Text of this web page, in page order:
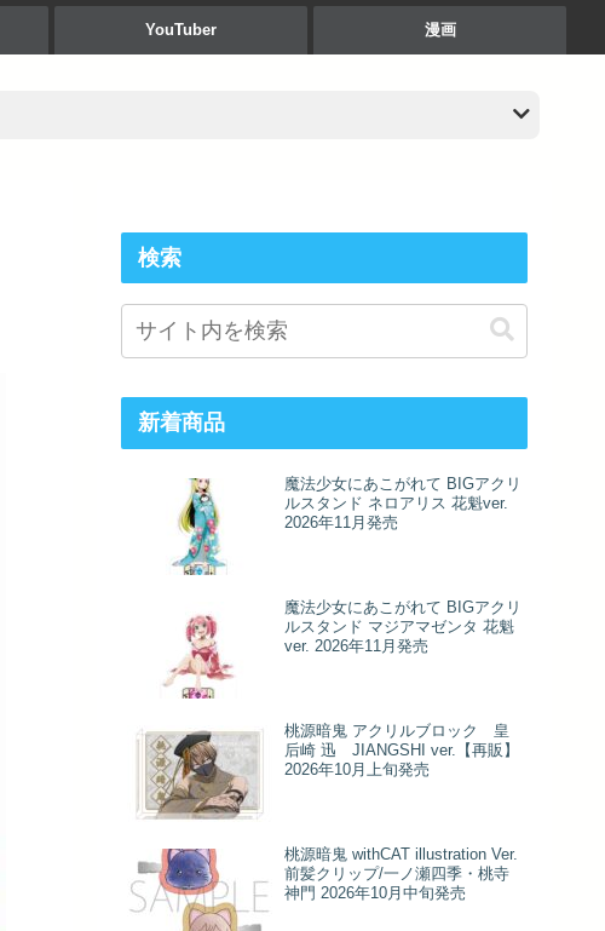
YouTuber 漫画
検索
新着商品
魔法少女にあこがれて BIGアクリ
ルスタンド ネロアリス 花魁ver.
2026年11月発売
魔法少女にあこがれて BIGアクリ
ルスタンド マジアマゼンタ 花魁
ver. 2026年11月発売
桃源暗鬼 アクリルブロック 皇
后崎 迅 JIANGSHI ver.【再販】
2026年10月上旬発売
桃源暗鬼 withCAT illustration Ver.
前髪クリップ/一ノ瀬四季・桃寺
神門 2026年10月中旬発売